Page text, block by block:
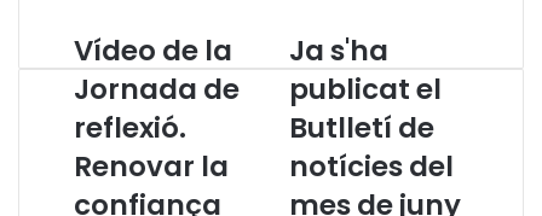
V
í
d
e
o
d
e
Vídeo de la
Jornada de
reflexió.
Renovar la
confiança
a
s
'
h
a
p
Ja s'ha
publicat el
Butlletí de
notícies del
mes de juny